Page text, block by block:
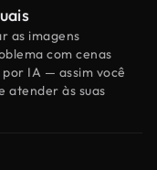
as imagens
com cenas
IA — assim você
atender às suas